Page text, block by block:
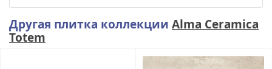
Другая плитка коллекции Alma Ceramica
Totem